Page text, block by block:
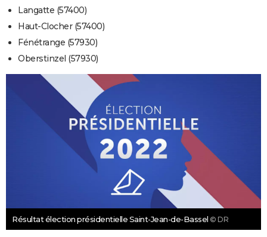
Langatte (57400)
Haut-Clocher (57400)
Fénétrange (57930)
Oberstinzel (57930)
Résultat élection présidentielle Saint-Jean-de-Bassel © DR